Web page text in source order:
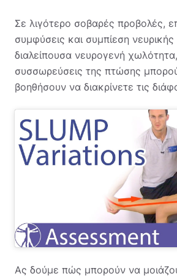
Σε λιγότερο σοβαρές προβολές,
συμφύσεις και συμπίεση νευρικής
διαλείπουσα νευρογενή
συσσωρεύσεις της πτώσης
βοηθήσουν να διακρίνετε τις
Ας δούμε πώς μπορούν να